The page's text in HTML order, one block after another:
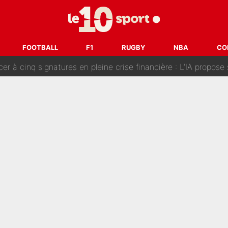
FOOTBALL F1 RUGBY NBA
sur CNews, un ancien journaliste de France Télévisions relance la
Pogacar : Le transfert qui effraie le peloton, «c’est la
signatures en pleine crise financière : L’IA propose sept noms à l’OM